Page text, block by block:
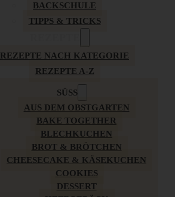
BACKSCHULE
TIPPS & TRICKS
REZEPTE NACH KATEGORIE
REZEPTE A-Z
SÜSS
AUS DEM OBSTGARTEN
BAKE TOGETHER
BLECHKUCHEN
BROT & BRÖTCHEN
CHEESECAKE & KÄSEKUCHEN
COOKIES
DESSERT